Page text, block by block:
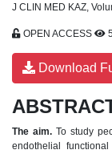
J CLIN MED KAZ,
OPEN ACCESS
Download
The aim. To study
endothelial